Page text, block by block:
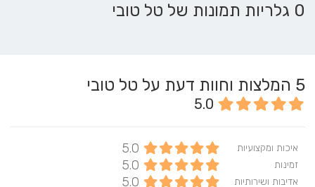
0 גלריות תמונות של טל טובי
5 המלצות וחוות דעת על טל טובי
5.0
איכות ומקצועיות 5.0
זמינות 5.0
אדיבות ושירותיות 5.0